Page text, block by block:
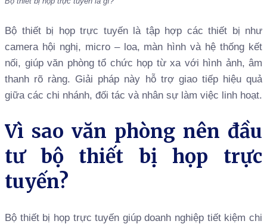
Bộ thiết bị họp trực tuyến là tập hợp các thiết bị như
camera hội nghị, micro – loa, màn hình và hệ thống kết
nối, giúp văn phòng tổ chức họp từ xa với hình ảnh, âm
thanh rõ ràng. Giải pháp này hỗ trợ giao tiếp hiệu quả
giữa các chi nhánh, đối tác và nhân sự làm việc linh hoạt.
Vì sao văn phòng nên đầu
tư bộ thiết bị họp trực
tuyến?
Bộ thiết bị họp trực tuyến giúp doanh nghiệp tiết kiệm chi